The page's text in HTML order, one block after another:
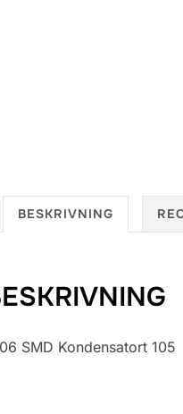
BESKRIVNING
SMD Kondensatort 105